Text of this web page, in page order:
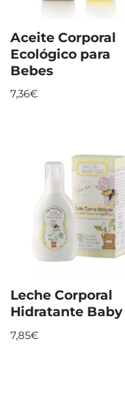
Aceite Corporal
Ecológico para
Bebes
7,36€
Leche Corporal
Hidratante Baby
7,85€